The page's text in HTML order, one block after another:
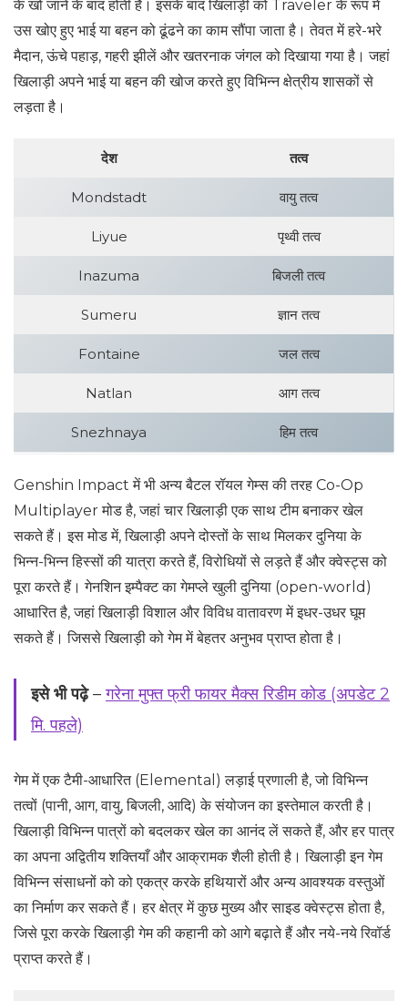
के खो जाने के बाद होती है। इसके बाद खिलाड़ी को Traveler के रूप में
उस खोए हुए भाई या बहन को ढूंढने का काम सौंपा जाता है। तेवत में हरे-भरे
मैदान, ऊंचे पहाड़, गहरी झीलें और खतरनाक जंगल को दिखाया गया है। जहां
खिलाड़ी अपने भाई या बहन की खोज करते हुए विभिन्न क्षेत्रीय शासकों से
लड़ता है।
देश तत्व
Mondstadt वायु तत्व
Liyue पृथ्वी तत्व
Inazuma बिजली तत्व
Sumeru ज्ञान तत्व
Fontaine जल तत्व
Natlan आग तत्व
Snezhnaya हिम तत्व
Genshin Impact में भी अन्य बैटल रॉयल गेम्स की तरह Co-Op
Multiplayer मोड है, जहां चार खिलाड़ी एक साथ टीम बनाकर खेल
सकते हैं। इस मोड में, खिलाड़ी अपने दोस्तों के साथ मिलकर दुनिया के
भिन्न-भिन्न हिस्सों की यात्रा करते हैं, विरोधियों से लड़ते हैं और क्वेस्ट्स को
पूरा करते हैं। गेनशिन इम्पैक्ट का गेमप्ले खुली दुनिया (open-world)
आधारित है, जहां खिलाड़ी विशाल और विविध वातावरण में इधर-उधर घूम
सकते हैं। जिससे खिलाड़ी को गेम में बेहतर अनुभव प्राप्त होता है।
इसे भी पढ़े–गरेना मुफ्त फ्री फायर मैक्स रिडीम कोड (अपडेट 2
मि. पहले)
गेम में एक टैमी-आधारित (Elemental) लड़ाई प्रणाली है, जो विभिन्न
तत्वों (पानी, आग, वायु, बिजली, आदि) के संयोजन का इस्तेमाल करती है।
खिलाड़ी विभिन्न पात्रों को बदलकर खेल का आनंद लें सकते हैं, और हर पात्र
का अपना अद्वितीय शक्तियाँ और आक्रामक शैली होती है। खिलाड़ी इन गेम
विभिन्न संसाधनों को को एकत्र करके हथियारों और अन्य आवश्यक वस्तुओं
का निर्माण कर सकते हैं। हर क्षेत्र में कुछ मुख्य और साइड क्वेस्ट्स होता है,
जिसे पूरा करके खिलाड़ी गेम की कहानी को आगे बढ़ाते हैं और नये-नये रिवॉर्ड
प्राप्त करते हैं।